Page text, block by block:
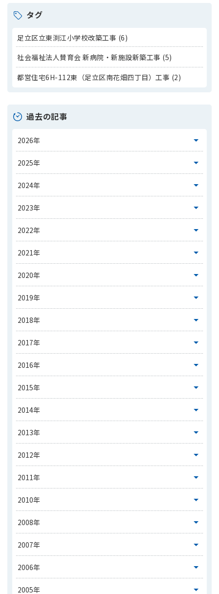
タグ
足立区立東渕江小学校改築工事 (6)
社会福祉法人賛育会 新病院・新施設新築工事 (5)
都営住宅6H-112東（足立区南花畑四丁目）工事 (2)
過去の記事